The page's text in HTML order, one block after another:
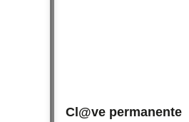
electrónico
Cl@ve permanente